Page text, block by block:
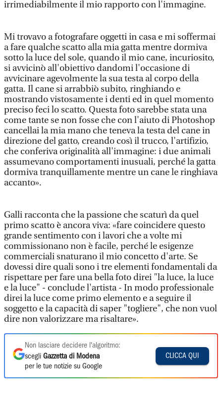
irrimediabilmente il mio rapporto con l'immagine.
Mi trovavo a fotografare oggetti in casa e mi soffermai
a fare qualche scatto alla mia gatta mentre dormiva
sotto la luce del sole, quando il mio cane, incuriosito,
si avvicinò all'obiettivo dandomi l'occasione di
avvicinare agevolmente la sua testa al corpo della
gatta. Il cane si arrabbiò subito, ringhiando e
mostrando vistosamente i denti ed in quel momento
preciso feci lo scatto. Questa foto sarebbe stata una
come tante se non fosse che con l'aiuto di Photoshop
cancellai la mia mano che teneva la testa del cane in
direzione del gatto, creando così il trucco, l'artifizio,
che conferiva originalità all'immagine: i due animali
assumevano comportamenti inusuali, perché la gatta
dormiva tranquillamente mentre un cane le ringhiava
accanto».
Galli racconta che la passione che scaturì da quel
primo scatto è ancora viva: «fare coincidere questo
grande sentimento con i lavori che a volte mi
commissionano non è facile, perché le esigenze
commerciali snaturano il mio concetto d'arte. Se
dovessi dire quali sono i tre elementi fondamentali da
rispettare per fare una bella foto direi "la luce, la luce
e la luce" - conclude l'artista - In modo professionale
direi la luce come primo elemento e a seguire il
soggetto e la capacità di saper "togliere", che non vuol
dire non valorizzare ma risaltare».
Non lasciare decidere l'algoritmo:
scegli Gazzetta di Modena
per le tue notizie su Google
CLICCA QUI